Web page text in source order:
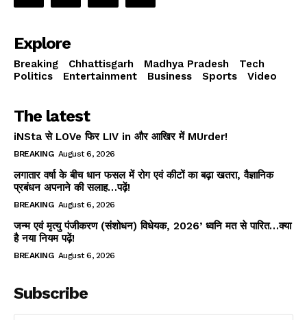
Explore
Breaking Chhattisgarh Madhya Pradesh
Tech
Politics
Entertainment Business Sports Video
The latest
iNSta से LOVe फिर LIV in और आखिर में MUrder!
BREAKING August 6, 2026
लगातार वर्षा के बीच धान फसल में रोग एवं कीटों का बढ़ा खतरा, वैज्ञानिक
प्रबंधन अपनाने की सलाह…पढ़ें!
BREAKING August 6, 2026
जन्म एवं मृत्यु पंजीकरण (संशोधन) विधेयक, 2026’ ध्वनि मत से पारित…क्या
है नया नियम पढ़ें!
BREAKING August 6, 2026
Subscribe